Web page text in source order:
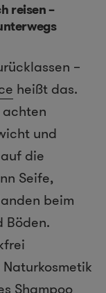
reisen –
–
heißt das.
und
die
Seife,
beim
Böden.
Shampoo